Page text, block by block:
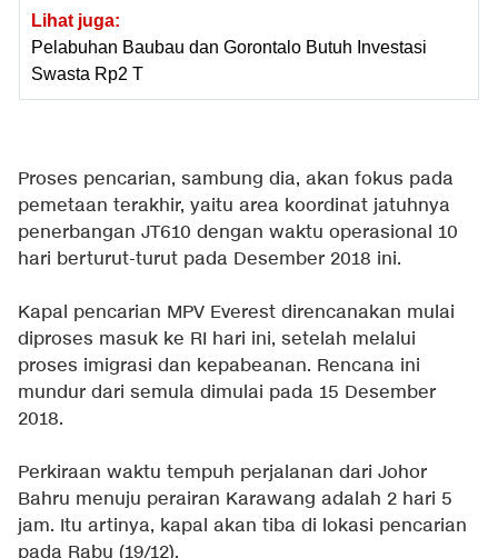
Lihat juga:
Pelabuhan Baubau dan Gorontalo Butuh Investasi
Swasta Rp2 T
Proses pencarian, sambung dia, akan fokus pada
pemetaan terakhir, yaitu area koordinat jatuhnya
penerbangan JT610 dengan waktu operasional 10
hari berturut-turut pada Desember 2018 ini.
Kapal pencarian MPV Everest direncanakan mulai
diproses masuk ke RI hari ini, setelah melalui
proses imigrasi dan kepabeanan. Rencana ini
mundur dari semula dimulai pada 15 Desember
2018.
Perkiraan waktu tempuh perjalanan dari Johor
Bahru menuju perairan Karawang adalah 2 hari 5
jam. Itu artinya, kapal akan tiba di lokasi pencarian
pada Rabu (19/12).